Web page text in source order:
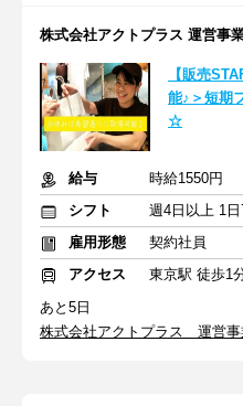
株式会社アクトプラス 運営事
【販売
能♪＞短期
☆
給与
時給1550円
シフト
雇用形態
契約社員
アクセス
東京駅 徒歩1
あと5日
株式会社アクトプラス 運営事